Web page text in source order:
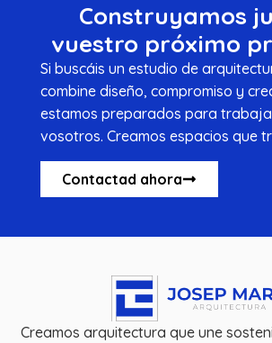
Construyamos
vuestro próximo
Si buscáis un estudio de
combine diseño, compromiso y
estamos preparados para
vosotros. Creamos espacios que
Contactad ahora
Creamos arquitectura que une